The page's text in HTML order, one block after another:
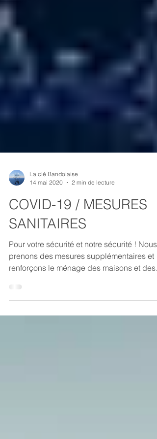
14 mai 2020
2 min de lecture
COVID-19 / MESURES
SANITAIRES
Pour votre sécurité et notre sécurité ! Nous
prenons des mesures supplémentaires et
renforçons le ménage des maisons et des
appartements.